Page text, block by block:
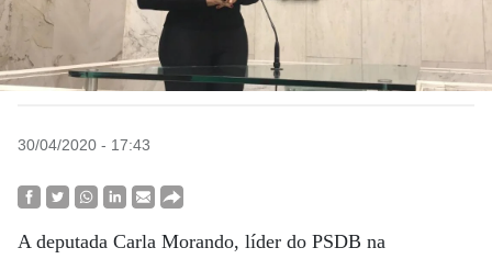
30/04/2020 - 17:43
A deputada Carla Morando, líder do PSDB na